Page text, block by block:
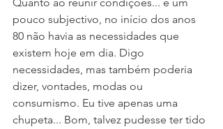
Quanto ao reunir condições... é um
pouco subjectivo, no início dos anos
80 não havia as necessidades que
existem hoje em dia. Digo
necessidades, mas também poderia
dizer, vontades, modas ou
consumismo. Eu tive apenas uma
chupeta... Bom, talvez pudesse ter tido